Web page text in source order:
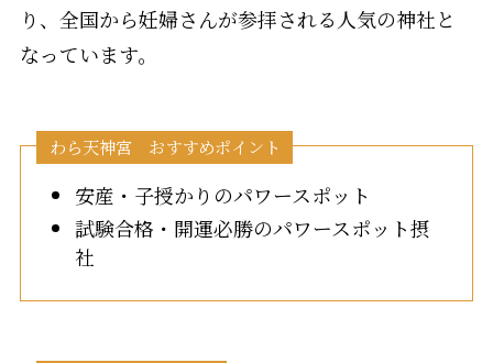
り、全国から妊婦さんが参拝される人気の神社と
なっています。
わら天神宮 おすすめポイント
安産・子授かりのパワースポット
試験合格・開運必勝のパワースポット摂
社